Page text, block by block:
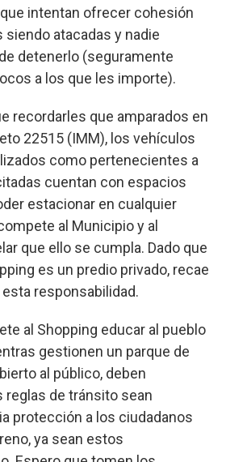
intentan ofrecer cohesión
siendo atacadas y nadie
detenerlo (seguramente
a los que les importe).
recordarles que amparados en
22515 (IMM), los vehículos
como pertenecientes a
cuentan con espacios
estacionar en cualquier
al Municipio y al
que ello se cumpla. Dado que
es un predio privado, recae
responsabilidad.
al Shopping educar al pueblo
gestionen un parque de
al público, deben
reglas de tránsito sean
protección a los ciudadanos
ya sean estos